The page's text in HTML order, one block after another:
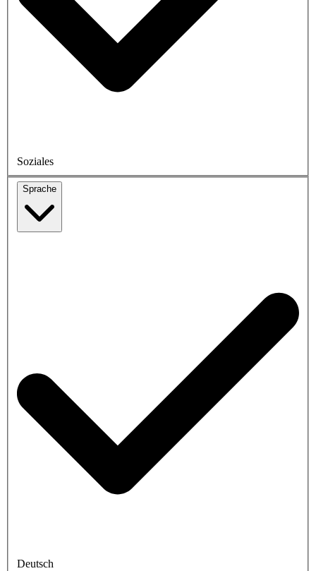
Soziales
Sprache
Deutsch